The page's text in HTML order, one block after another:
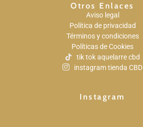
Otros Enlaces
Aviso legal
Política de privacidad
Términos y condiciones
Políticas de Cookies
tik tok aquelarre cbd
instagram tienda CBD
Instagram